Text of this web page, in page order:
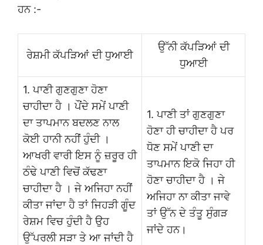
ਹਨ :-
ਰੇਸ਼ਮੀ ਕੱਪੜਿਆਂ ਦੀ ਧੁਆਈ
ਉੱਨੀ ਕੱਪੜਿਆਂ ਦੀ
ਧੁਆਈ
1. ਪਾਣੀ ਗੁਣਗੁਣਾ ਹੋਣਾ
ਚਾਹੀਦਾ ਹੈ । ਪੌਂਦੇ ਸਮੇਂ ਪਾਣੀ
ਦਾ ਤਾਪਮਾਨ ਬਦਲਣ ਨਾਲ
ਕੋਈ ਹਾਨੀ ਨਹੀਂ ਹੁੰਦੀ ।
ਆਖਰੀ ਵਾਰੀ ਇਸ ਨੂੰ ਜ਼ਰੂਰ ਹੀ
ਠੰਢੇ ਪਾਣੀ ਵਿਚੋਂ ਕੱਢਣਾ
ਚਾਹੀਦਾ ਹੈ । ਜੇ ਅਜਿਹਾ ਨਹੀਂ
ਕੀਤਾ ਜਾਂਦਾ ਹੈ ਤਾਂ ਜਿਹੜੀ ਗੂੰਦ
ਰੇਸ਼ਮ ਵਿਚ ਹੁੰਦੀ ਹੈ ਉਹ
ਉੱਪਰਲੀ ਸੜਾ ਤੇ ਆ ਜਾਂਦੀ ਹੈ
1. ਪਾਣੀ ਤਾਂ ਗੁਣਗੁਣਾ
ਹੋਣਾ ਹੀ ਚਾਹੀਦਾ ਹੈ ਪਰ
ਧੋਣ ਸਮੇਂ ਪਾਣੀ ਦਾ
ਤਾਪਮਾਨ ਇਕੋ ਜਿਹਾ ਹੀ
ਹੋਣਾ ਚਾਹੀਦਾ ਹੈ । ਜੇ
ਅਜਿਹਾ ਨਾ ਕੀਤਾ ਜਾਵੇ
ਤਾਂ ਉੱਨ ਦੇ ਤੰਤੂ ਸੁੰਗੜ
ਜਾਂਦੇ ਹਨ।